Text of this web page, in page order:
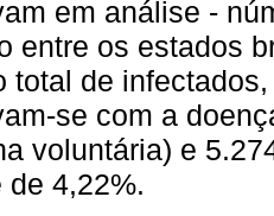
em análise -
entre os estados
total de
se com a
voluntária) e
de 4,22%.